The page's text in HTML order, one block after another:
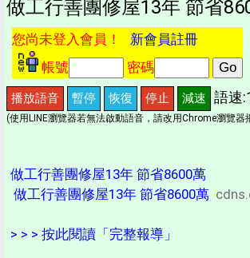
做工行善團修屋13年 節省
您尚未登入會員！ 新會員註冊
帳號
密碼
播放語音 暫停 恢復 停止 減速 語速
(使用LINE瀏覽器若無法啟動語音，請改用Chrome瀏覽器
做工行善團修屋13年 節省8600萬
做工行善團修屋13年 節省8600萬
> > > 按此閱讀「完整報導」